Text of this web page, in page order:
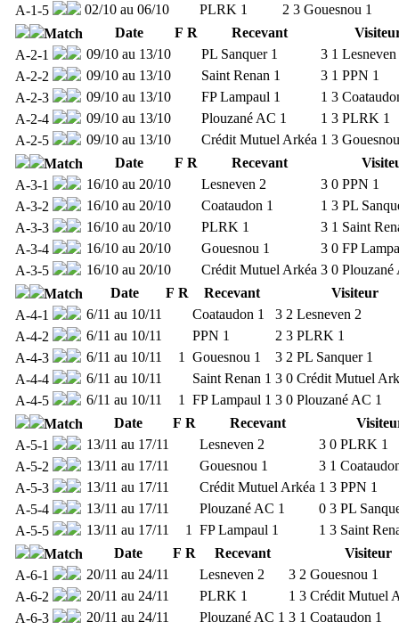
A-1-5
02/10 au 06/10 PLRK 1 2 3 Gouesnou 1
Match
Date F R Recevant
A-2-1
09/10 au 13/10 PL Sanquer 1 3 1 Lesneven
A-2-2
09/10 au 13/10 Saint Renan 1 3 1 PPN 1
A-2-3
09/10 au 13/10 FP Lampaul 1 1 3
A-2-4
09/10 au 13/10 Plouzané AC 1 1 3 PLRK 1
A-2-5
09/10 au 13/10 Crédit Mutuel Arkéa 1 3
Match
Date F R Recevant
A-3-1
16/10 au 20/10 Lesneven 2 3 0 PPN 1
A-3-2
16/10 au 20/10 Coataudon 1 1 3 PL
A-3-3
16/10 au 20/10 PLRK 1 3 1 Saint
A-3-4
16/10 au 20/10 Gouesnou 1 3 0 FP
A-3-5
16/10 au 20/10 Crédit Mutuel Arkéa 3 0 Plouzané
Match
Date F R Recevant
Visiteur
A-4-1
6/11 au 10/11 Coataudon 1 3 2 Lesneven 2
A-4-2
6/11 au 10/11 PPN 1 2 3 PLRK 1
A-4-3
6/11 au 10/11 1 Gouesnou 1 3 2 PL Sanquer 1
A-4-4
6/11 au 10/11 Saint Renan 1 3 0 Crédit Mutuel
A-4-5
6/11 au 10/11 1 FP Lampaul 1 3 0 Plouzané AC 1
Match
Date F R Recevant
A-5-1
13/11 au 17/11 Lesneven 2 3 0 PLRK 1
A-5-2
13/11 au 17/11 Gouesnou 1 3 1
A-5-3
13/11 au 17/11 Crédit Mutuel Arkéa 1 3 PPN 1
A-5-4
13/11 au 17/11 Plouzané AC 1 0 3 PL
A-5-5
13/11 au 17/11 1 FP Lampaul 1 1 3 Saint
Match
Date F R Recevant
Visiteur
A-6-1
20/11 au 24/11 Lesneven 2 3 2 Gouesnou 1
A-6-2
20/11 au 24/11 PLRK 1 1 3 Crédit Mutuel
A-6-3
20/11 au 24/11 Plouzané AC 1 3 1 Coataudon 1